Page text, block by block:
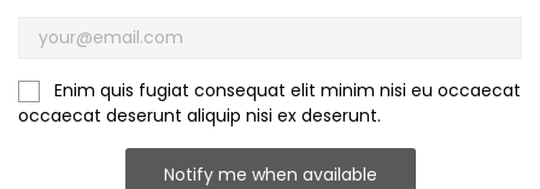
Enim quis fugiat consequat elit minim nisi eu occaecat
occaecat deserunt aliquip nisi ex deserunt.
Notify me when available